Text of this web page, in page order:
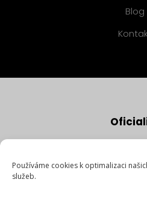
Používáme cookies k optimalizaci
služeb.
Blog